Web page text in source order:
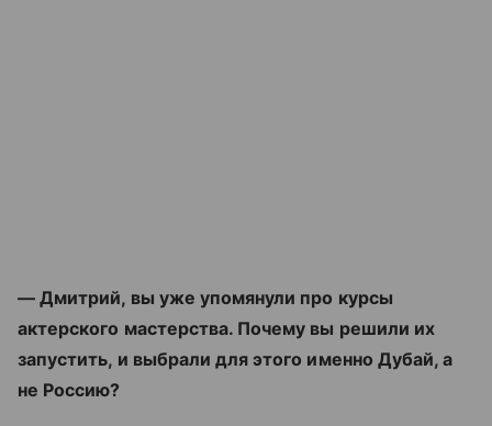
— Дмитрий, вы уже упомянули про курсы
актерского мастерства. Почему вы решили их
запустить, и выбрали для этого именно Дубай, а
не Россию?